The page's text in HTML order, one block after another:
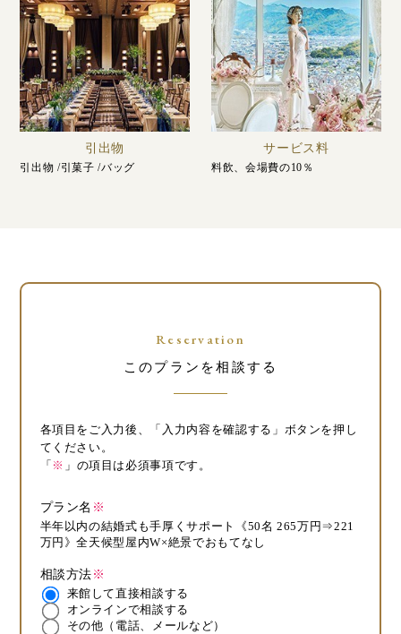
引出物
引出物 /引菓子 /バッグ
サービス料
料飲、会場費の10％
Reservation
このプランを相談する
各項目をご入力後、「入力内容を確認する」ボタンを押し
てください。
「 ※ 」の項目は必須事項です。
プラン名 ※
半年以内の結婚式も手厚くサポート《50名 265万円⇒221
万円》全天候型屋内W×絶景でおもてなし
相談方法 ※
来館して直接相談する
オンラインで相談する
その他（電話、メールなど）